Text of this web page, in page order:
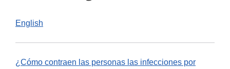
English
¿Cómo contraen las personas las infecciones por